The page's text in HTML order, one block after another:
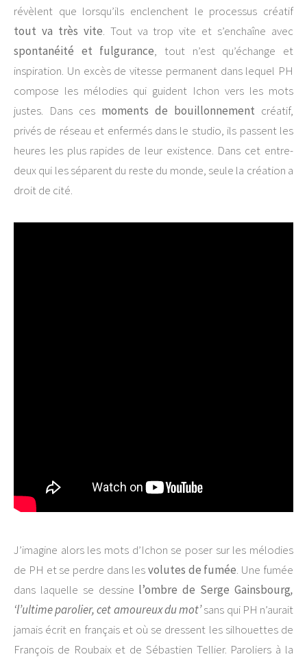
révèlent que lorsqu’ils enclenchent le processus créatif
tout va très vite. Tout va trop vite et s’enchaîne avec
spontanéité et fulgurance, tout n’est qu’échange et
inspiration. Un excès de vitesse permanent dans lequel PH
compose les mélodies qui guident Ichon vers les mots
justes. Dans ces moments de bouillonnement créatif,
privés de réseau et enfermés dans le studio, ils passent les
heures les plus rapides de leur existence. Dans cet entre-
deux qui les séparent du reste du monde, seule la création a
droit de cité.
J’imagine alors les mots d’Ichon se poser sur les mélodies
de PH et se perdre dans lesvolutes de fumée. Une fumée
dans laquelle se dessine l’ombre de Serge Gainsbourg,
‘l’ultime parolier, cet amoureux du mot’sans qui PH n’aurait
jamais écrit en français et où se dressent les silhouettes de
François de Roubaix et de Sébastien Tellier. Paroliers à la